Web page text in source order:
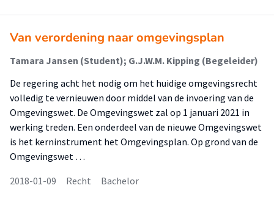
Van verordening naar omgevingsplan
Tamara Jansen (Student); G.J.W.M. Kipping (Begeleider)
De regering acht het nodig om het huidige omgevingsrecht
volledig te vernieuwen door middel van de invoering van de
Omgevingswet. De Omgevingswet zal op 1 januari 2021 in
werking treden. Een onderdeel van de nieuwe Omgevingswet
is het kerninstrument het Omgevingsplan. Op grond van de
Omgevingswet …
2018-01-09
Recht Bachelor